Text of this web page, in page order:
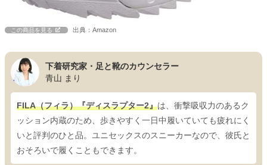
この商品を見る 出典：Amazon
下着研究家・足と靴のカウンセラー
青山 まり
FILA（フィラ）『ディスラプター2』は、衝撃吸収力のあるク
ッション内蔵のため、歩きやすく一日中履いていても疲れにく
いと評判のひと品。ユニセックスのスニーカーなので、彼氏と
おそろいで履くこともできます。